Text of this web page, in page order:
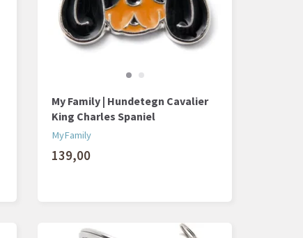
My Family | Hundetegn Cavalier
King Charles Spaniel
MyFamily
139,00